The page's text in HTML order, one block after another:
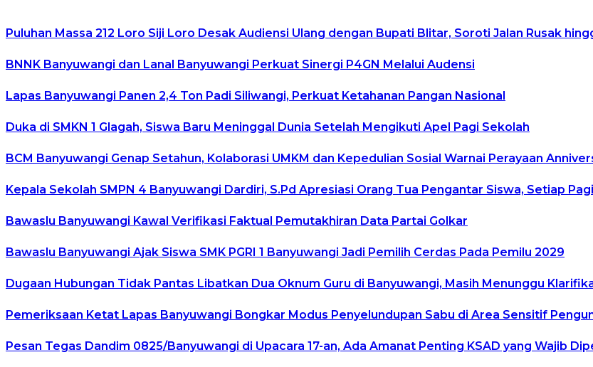
Puluhan Massa 212 Loro Siji Loro Desak Audiensi Ulang dengan Bupati Blitar, Soroti Jalan Rusak
BNNK Banyuwangi dan Lanal Banyuwangi Perkuat Sinergi P4GN Melalui Audensi
Lapas Banyuwangi Panen 2,4 Ton Padi Siliwangi, Perkuat Ketahanan Pangan Nasional
Duka di SMKN 1 Glagah, Siswa Baru Meninggal Dunia Setelah Mengikuti Apel Pagi Sekolah
BCM Banyuwangi Genap Setahun, Kolaborasi UMKM dan Kepedulian Sosial Warnai Perayaan
Kepala Sekolah SMPN 4 Banyuwangi Dardiri, S.Pd Apresiasi Orang Tua Pengantar Siswa, Setiap
Bawaslu Banyuwangi Kawal Verifikasi Faktual Pemutakhiran Data Partai Golkar
Bawaslu Banyuwangi Ajak Siswa SMK PGRI 1 Banyuwangi Jadi Pemilih Cerdas Pada Pemilu 2029
Dugaan Hubungan Tidak Pantas Libatkan Dua Oknum Guru di Banyuwangi, Masih Menunggu
Pemeriksaan Ketat Lapas Banyuwangi Bongkar Modus Penyelundupan Sabu di Area Sensitif
Pesan Tegas Dandim 0825/Banyuwangi di Upacara 17-an, Ada Amanat Penting KSAD yang Wajib